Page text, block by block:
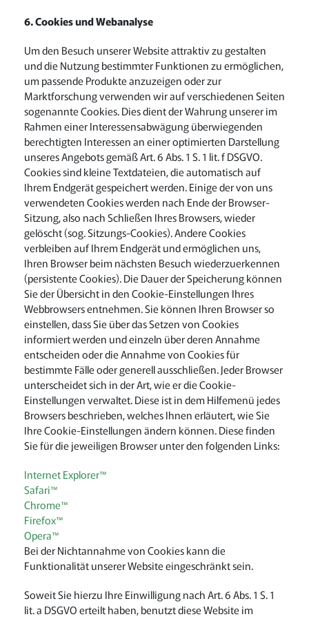
6. Cookies und Webanalyse
Um den Besuch unserer Website attraktiv zu gestalten
und die Nutzung bestimmter Funktionen zu ermöglichen,
um passende Produkte anzuzeigen oder zur
Marktforschung verwenden wir auf verschiedenen Seiten
sogenannte Cookies. Dies dient der Wahrung unserer im
Rahmen einer Interessensabwägung überwiegenden
berechtigten Interessen an einer optimierten Darstellung
unseres Angebots gemäß Art. 6 Abs. 1 S. 1 lit. f DSGVO.
Cookies sind kleine Textdateien, die automatisch auf
Ihrem Endgerät gespeichert werden. Einige der von uns
verwendeten Cookies werden nach Ende der Browser-
Sitzung, also nach Schließen Ihres Browsers, wieder
gelöscht (sog. Sitzungs-Cookies). Andere Cookies
verbleiben auf Ihrem Endgerät und ermöglichen uns,
Ihren Browser beim nächsten Besuch wiederzuerkennen
(persistente Cookies). Die Dauer der Speicherung können
Sie der Übersicht in den Cookie-Einstellungen Ihres
Webbrowsers entnehmen. Sie können Ihren Browser so
einstellen, dass Sie über das Setzen von Cookies
informiert werden und einzeln über deren Annahme
entscheiden oder die Annahme von Cookies für
bestimmte Fälle oder generell ausschließen. Jeder Browser
unterscheidet sich in der Art, wie er die Cookie-
Einstellungen verwaltet. Diese ist in dem Hilfemenü jedes
Browsers beschrieben, welches Ihnen erläutert, wie Sie
Ihre Cookie-Einstellungen ändern können. Diese finden
Sie für die jeweiligen Browser unter den folgenden Links:
Internet Explorer™
Safari™
Chrome™
Firefox™
Opera™
Bei der Nichtannahme von Cookies kann die
Funktionalität unserer Website eingeschränkt sein.
Soweit Sie hierzu Ihre Einwilligung nach Art. 6 Abs. 1 S. 1
lit. a DSGVO erteilt haben, benutzt diese Website im